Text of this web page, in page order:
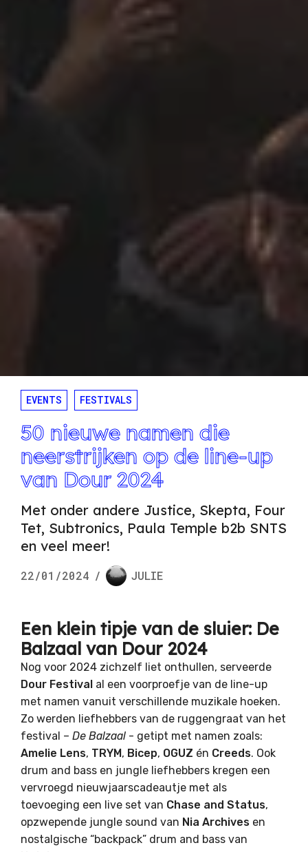
EVENTS FESTIVALS
50 nieuwe namen die
neerstrijken op de line-up
van Dour 2024
Met onder andere Justice, Skepta, Four
Tet, Subtronics, Paula Temple b2b SNTS
en veel meer!
22/01/2024 / JULIE
Een klein tipje van de sluier: De
Balzaal van Dour 2024
Nog voor 2024 zichzelf liet onthullen, serveerde
Dour Festival al een voorproefje van de line-up
met namen vanuit verschillende muzikale hoeken.
Zo werden liefhebbers van de ruggengraat van het
festival – De Balzaal - getipt met namen zoals:
Amelie Lens, TRYM, Bicep, OGUZ én Creeds. Ook
drum and bass en jungle liefhebbers kregen een
vervroegd nieuwjaarscadeautje met als
toevoeging een live set van Chase and Status,
opzwepende jungle sound van Nia Archives en
nostalgische “backpack” drum and bass van